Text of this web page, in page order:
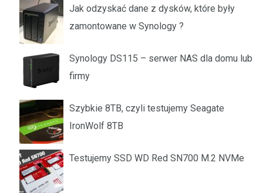
Jak odzyskać dane z dysków, które były
zamontowane w Synology ?
Synology DS115 – serwer NAS dla domu lub
firmy
Szybkie 8TB, czyli testujemy Seagate
IronWolf 8TB
Testujemy SSD WD Red SN700 M.2 NVMe